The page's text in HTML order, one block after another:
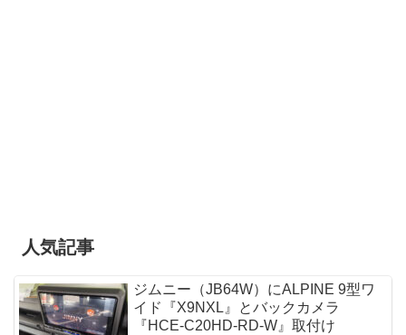
人気記事
ジムニー（JB64W）にALPINE 9型ワ
イド『X9NXL』とバックカメラ
『HCE-C20HD-RD-W』取付け